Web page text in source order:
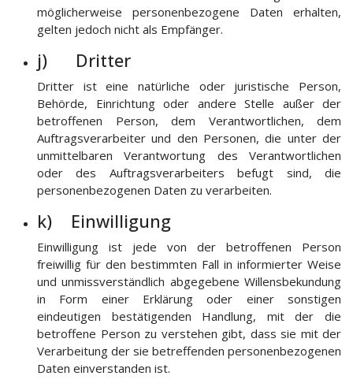
möglicherweise personenbezogene Daten erhalten,
gelten jedoch nicht als Empfänger.
j) Dritter
Dritter ist eine natürliche oder juristische Person,
Behörde, Einrichtung oder andere Stelle außer der
betroffenen Person, dem Verantwortlichen, dem
Auftragsverarbeiter und den Personen, die unter der
unmittelbaren Verantwortung des Verantwortlichen
oder des Auftragsverarbeiters befugt sind, die
personenbezogenen Daten zu verarbeiten.
k) Einwilligung
Einwilligung ist jede von der betroffenen Person
freiwillig für den bestimmten Fall in informierter Weise
und unmissverständlich abgegebene Willensbekundung
in Form einer Erklärung oder einer sonstigen
eindeutigen bestätigenden Handlung, mit der die
betroffene Person zu verstehen gibt, dass sie mit der
Verarbeitung der sie betreffenden personenbezogenen
Daten einverstanden ist.